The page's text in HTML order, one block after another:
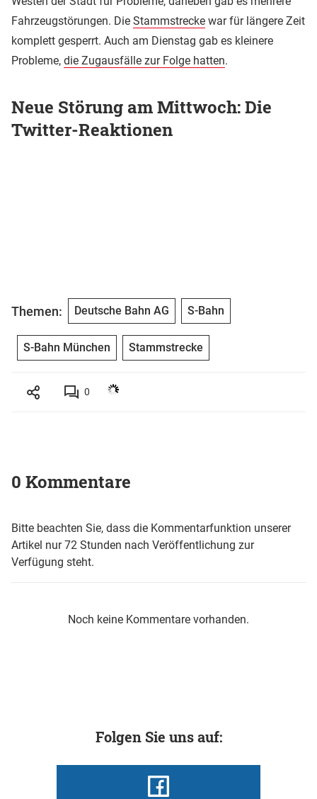
Fahrzeugstörungen. Die Stammstrecke war für längere Zeit
komplett gesperrt. Auch am Dienstag gab es kleinere
Probleme, die Zugausfälle zur Folge hatten.
Neue Störung am Mittwoch: Die
Twitter-Reaktionen
Themen: Deutsche Bahn AG S-Bahn
S-Bahn München Stammstrecke
0
0 Kommentare
Bitte beachten Sie, dass die Kommentarfunktion unserer
Artikel nur 72 Stunden nach Veröffentlichung zur
Verfügung steht.
Noch keine Kommentare vorhanden.
Folgen Sie uns auf: